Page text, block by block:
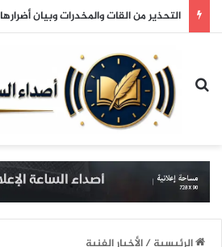
التحذير من القات والمخدرات وبيان أضرارها
بحث عن